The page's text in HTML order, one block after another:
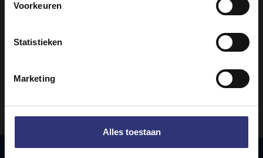
Voorkeuren
Statistieken
Marketing
Alles toestaan
een mum van tijd op
de bezorger aan je